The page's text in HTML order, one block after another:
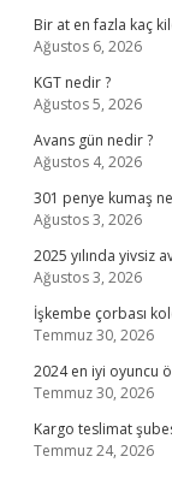
Bir at en fazla kaç
Ağustos 6, 2026
KGT nedir ?
Ağustos 5, 2026
Avans gün nedir ?
Ağustos 4, 2026
301 penye kumaş
Ağustos 3, 2026
2025 yılında yivsiz
Ağustos 3, 2026
İşkembe çorbası
Temmuz 30, 2026
2024 en iyi oyuncu
Temmuz 30, 2026
Kargo teslimat
Temmuz 24, 2026